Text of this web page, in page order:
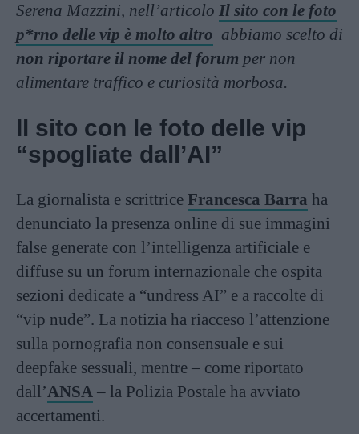
Serena Mazzini, nell’articolo Il sito con le foto
p*rno delle vip è molto altro abbiamo scelto di
non riportare il nome del forum per non
alimentare traffico e curiosità morbosa.
Il sito con le foto delle vip
“spogliate dall’AI”
La giornalista e scrittrice Francesca Barra ha
denunciato la presenza online di sue immagini
false generate con l’intelligenza artificiale e
diffuse su un forum internazionale che ospita
sezioni dedicate a “undress AI” e a raccolte di
“vip nude”. La notizia ha riacceso l’attenzione
sulla pornografia non consensuale e sui
deepfake sessuali, mentre – come riportato
dall’ANSA – la Polizia Postale ha avviato
accertamenti.